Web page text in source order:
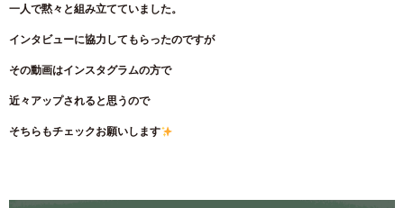
一人で黙々と組み立てていました。
インタビューに協力してもらったのですが
その動画はインスタグラムの方で
近々アップされると思うので
そちらもチェックお願いします